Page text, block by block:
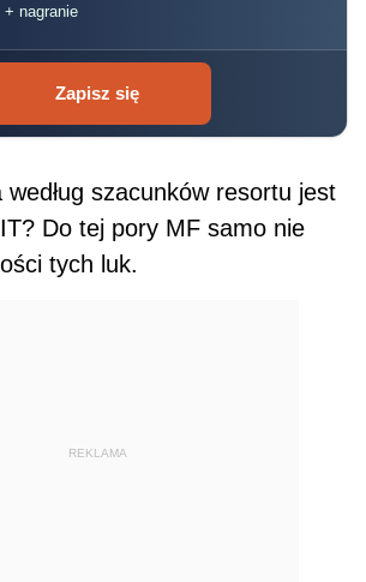
nagranie
Zapisz się
według szacunków resortu jest
Do tej pory MF samo nie
tych luk.
REKLAMA